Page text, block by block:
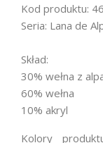
Kod produktu:
Seria: Lana de
Skład:
30% wełna z
60% wełna
10% akryl
Kolory